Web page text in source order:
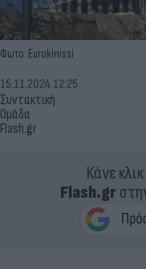
Φωτο: Eurokinissi
Συντακτική
Ομάδα
Flash.gr
15.11.2024 12:25
Κάνε
Flash.gr